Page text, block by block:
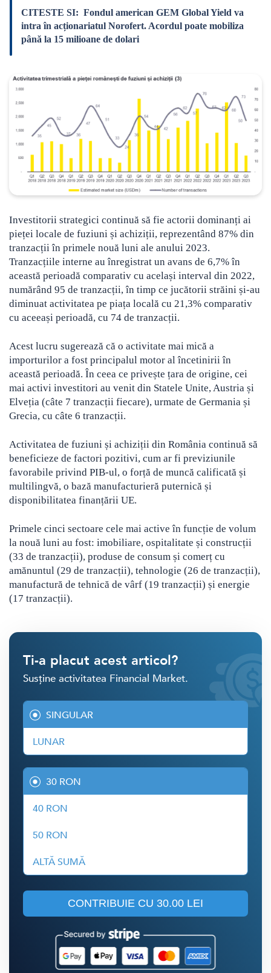
CITESTE SI: Fondul american GEM Global Yield va
intra în acționariatul Norofert. Acordul poate mobiliza
până la 15 milioane de dolari
Investitorii strategici continuă să fie actorii dominanți ai
pieței locale de fuziuni și achiziții, reprezentând 87% din
tranzacții în primele nouă luni ale anului 2023.
Tranzacțiile interne au înregistrat un avans de 6,7% în
această perioadă comparativ cu același interval din 2022,
numărând 95 de tranzacții, în timp ce jucătorii străini și-au
diminuat activitatea pe piața locală cu 21,3% comparativ
cu aceeași perioadă, cu 74 de tranzacții.
Acest lucru sugerează că o activitate mai mică a
importurilor a fost principalul motor al încetinirii în
această perioadă. În ceea ce privește țara de origine, cei
mai activi investitori au venit din Statele Unite, Austria și
Elveția (câte 7 tranzacții fiecare), urmate de Germania și
Grecia, cu câte 6 tranzacții.
Activitatea de fuziuni și achiziții din România continuă să
beneficieze de factori pozitivi, cum ar fi previziunile
favorabile privind PIB-ul, o forță de muncă calificată și
multilingvă, o bază manufacturieră puternică și
disponibilitatea finanțării UE.
Primele cinci sectoare cele mai active în funcție de volum
la nouă luni au fost: imobiliare, ospitalitate și construcții
(33 de tranzacții), produse de consum și comerț cu
amănuntul (29 de tranzacții), tehnologie (26 de tranzacții),
manufactură de tehnică de vârf (19 tranzacții) și energie
(17 tranzacții).
Ti-a placut acest articol?
Susține activitatea Financial Market.
SINGULAR
LUNAR
30 RON
40 RON
50 RON
ALTĂ SUMĂ
CONTRIBUIE CU 30.00 LEI